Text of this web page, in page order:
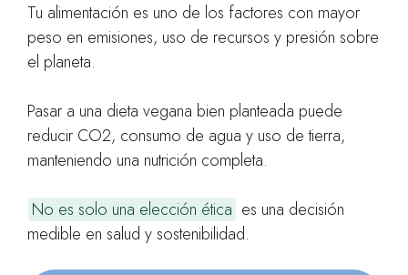
Tu alimentación es uno de los factores con mayor
peso en emisiones, uso de recursos y presión sobre
el planeta.
Pasar a una dieta vegana bien planteada puede
reducir CO2, consumo de agua y uso de tierra,
manteniendo una nutrición completa.
No es solo una elección ética es una decisión
medible en salud y sostenibilidad.